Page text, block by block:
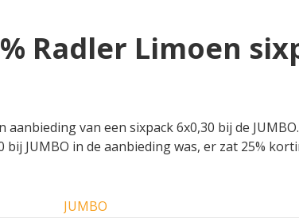
Radler Limoen
aanbieding van een sixpack 6x0,30 bij de
bij JUMBO in de aanbieding was, er zat 25%
JUMBO